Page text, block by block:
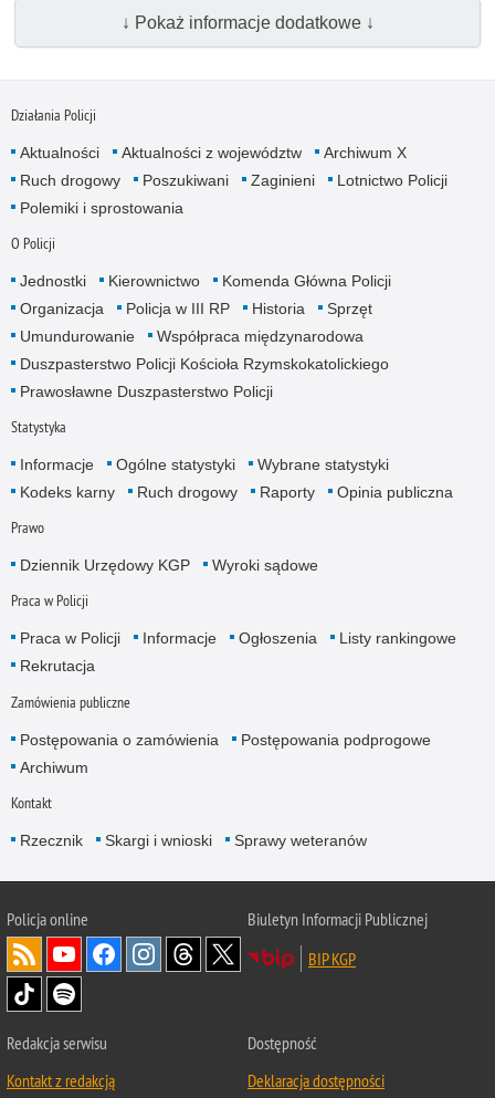
↓ Pokaż informacje dodatkowe ↓
Działania Policji
Aktualności Aktualności z województw
Archiwum X
Ruch drogowy
Poszukiwani Zaginieni
Lotnictwo Policji
Polemiki i sprostowania
O Policji
Jednostki Kierownictwo
Komenda Główna Policji
Organizacja
Policja w III RP Historia
Sprzęt
Umundurowanie
Współpraca międzynarodowa
Duszpasterstwo Policji Kościoła Rzymskokatolickiego
Prawosławne Duszpasterstwo Policji
Statystyka
Informacje Ogólne statystyki
Wybrane statystyki
Kodeks karny
Ruch drogowy Raporty Opinia publiczna
Prawo
Dziennik Urzędowy KGP Wyroki sądowe
Praca w Policji
Praca w Policji Informacje Ogłoszenia
Listy rankingowe
Rekrutacja
Zamówienia publiczne
Postępowania o zamówienia
Postępowania podprogowe
Archiwum
Kontakt
Rzecznik Skargi i wnioski Sprawy weteranów
Policjaonline
Biuletyn Informacji Publicznej
BIP KGP
Redakcja serwisu
Kontakt z redakcją
Dostępność
Deklaracja dostępności